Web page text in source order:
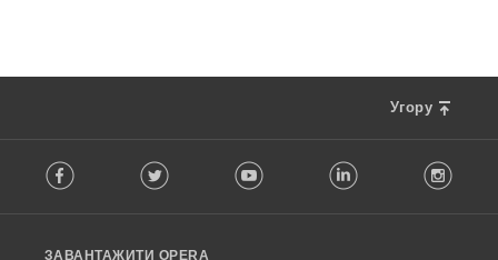
Угору
o Facebook Twitter Youtube LinkedIn
ЗАВАНТАЖИТИ OPERA